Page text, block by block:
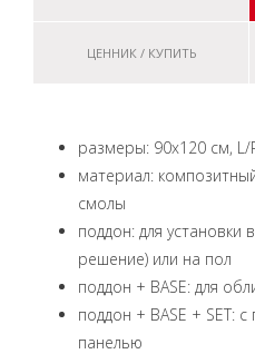
ЦЕННИК / КУПИТЬ
размеры: 90x120 см, L/
материал:
смолы
поддон: для установки
решение) или на пол
поддон + BASE: для
поддон + BASE + SET:
панелью